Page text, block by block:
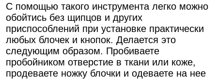
С помощью такого инструмента легко можно
обойтись без щипцов и других
приспособлений при установке практически
любых блочек и кнопок. Делается это
следующим образом. Пробиваете
пробойником отверстие в ткани или коже,
продеваете ножку блочки и одеваете на нее